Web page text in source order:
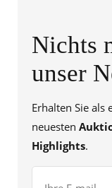
Nichts
unser
Erhalten Sie als
neuesten
Highlights.